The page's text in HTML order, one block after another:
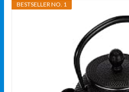
BESTSELLER NO. 1